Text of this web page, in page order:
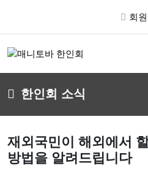
회
한인회 소식
재외국민이 해외에서
방법을 알려드립니다